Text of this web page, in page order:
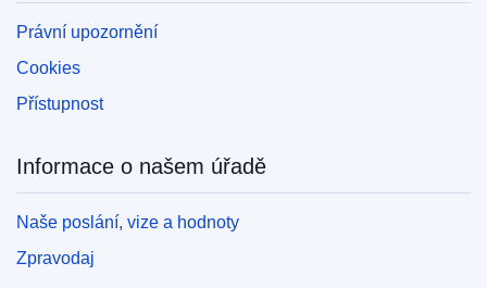
Právní upozornění
Cookies
Přístupnost
Informace o našem úřadě
Naše poslání, vize a hodnoty
Zpravodaj